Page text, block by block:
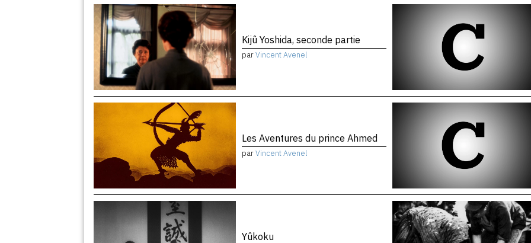
Kijû Yoshida, seconde partie
parVincent Avenel
Les Aventures du prince Ahmed
parVincent Avenel
Yûkoku